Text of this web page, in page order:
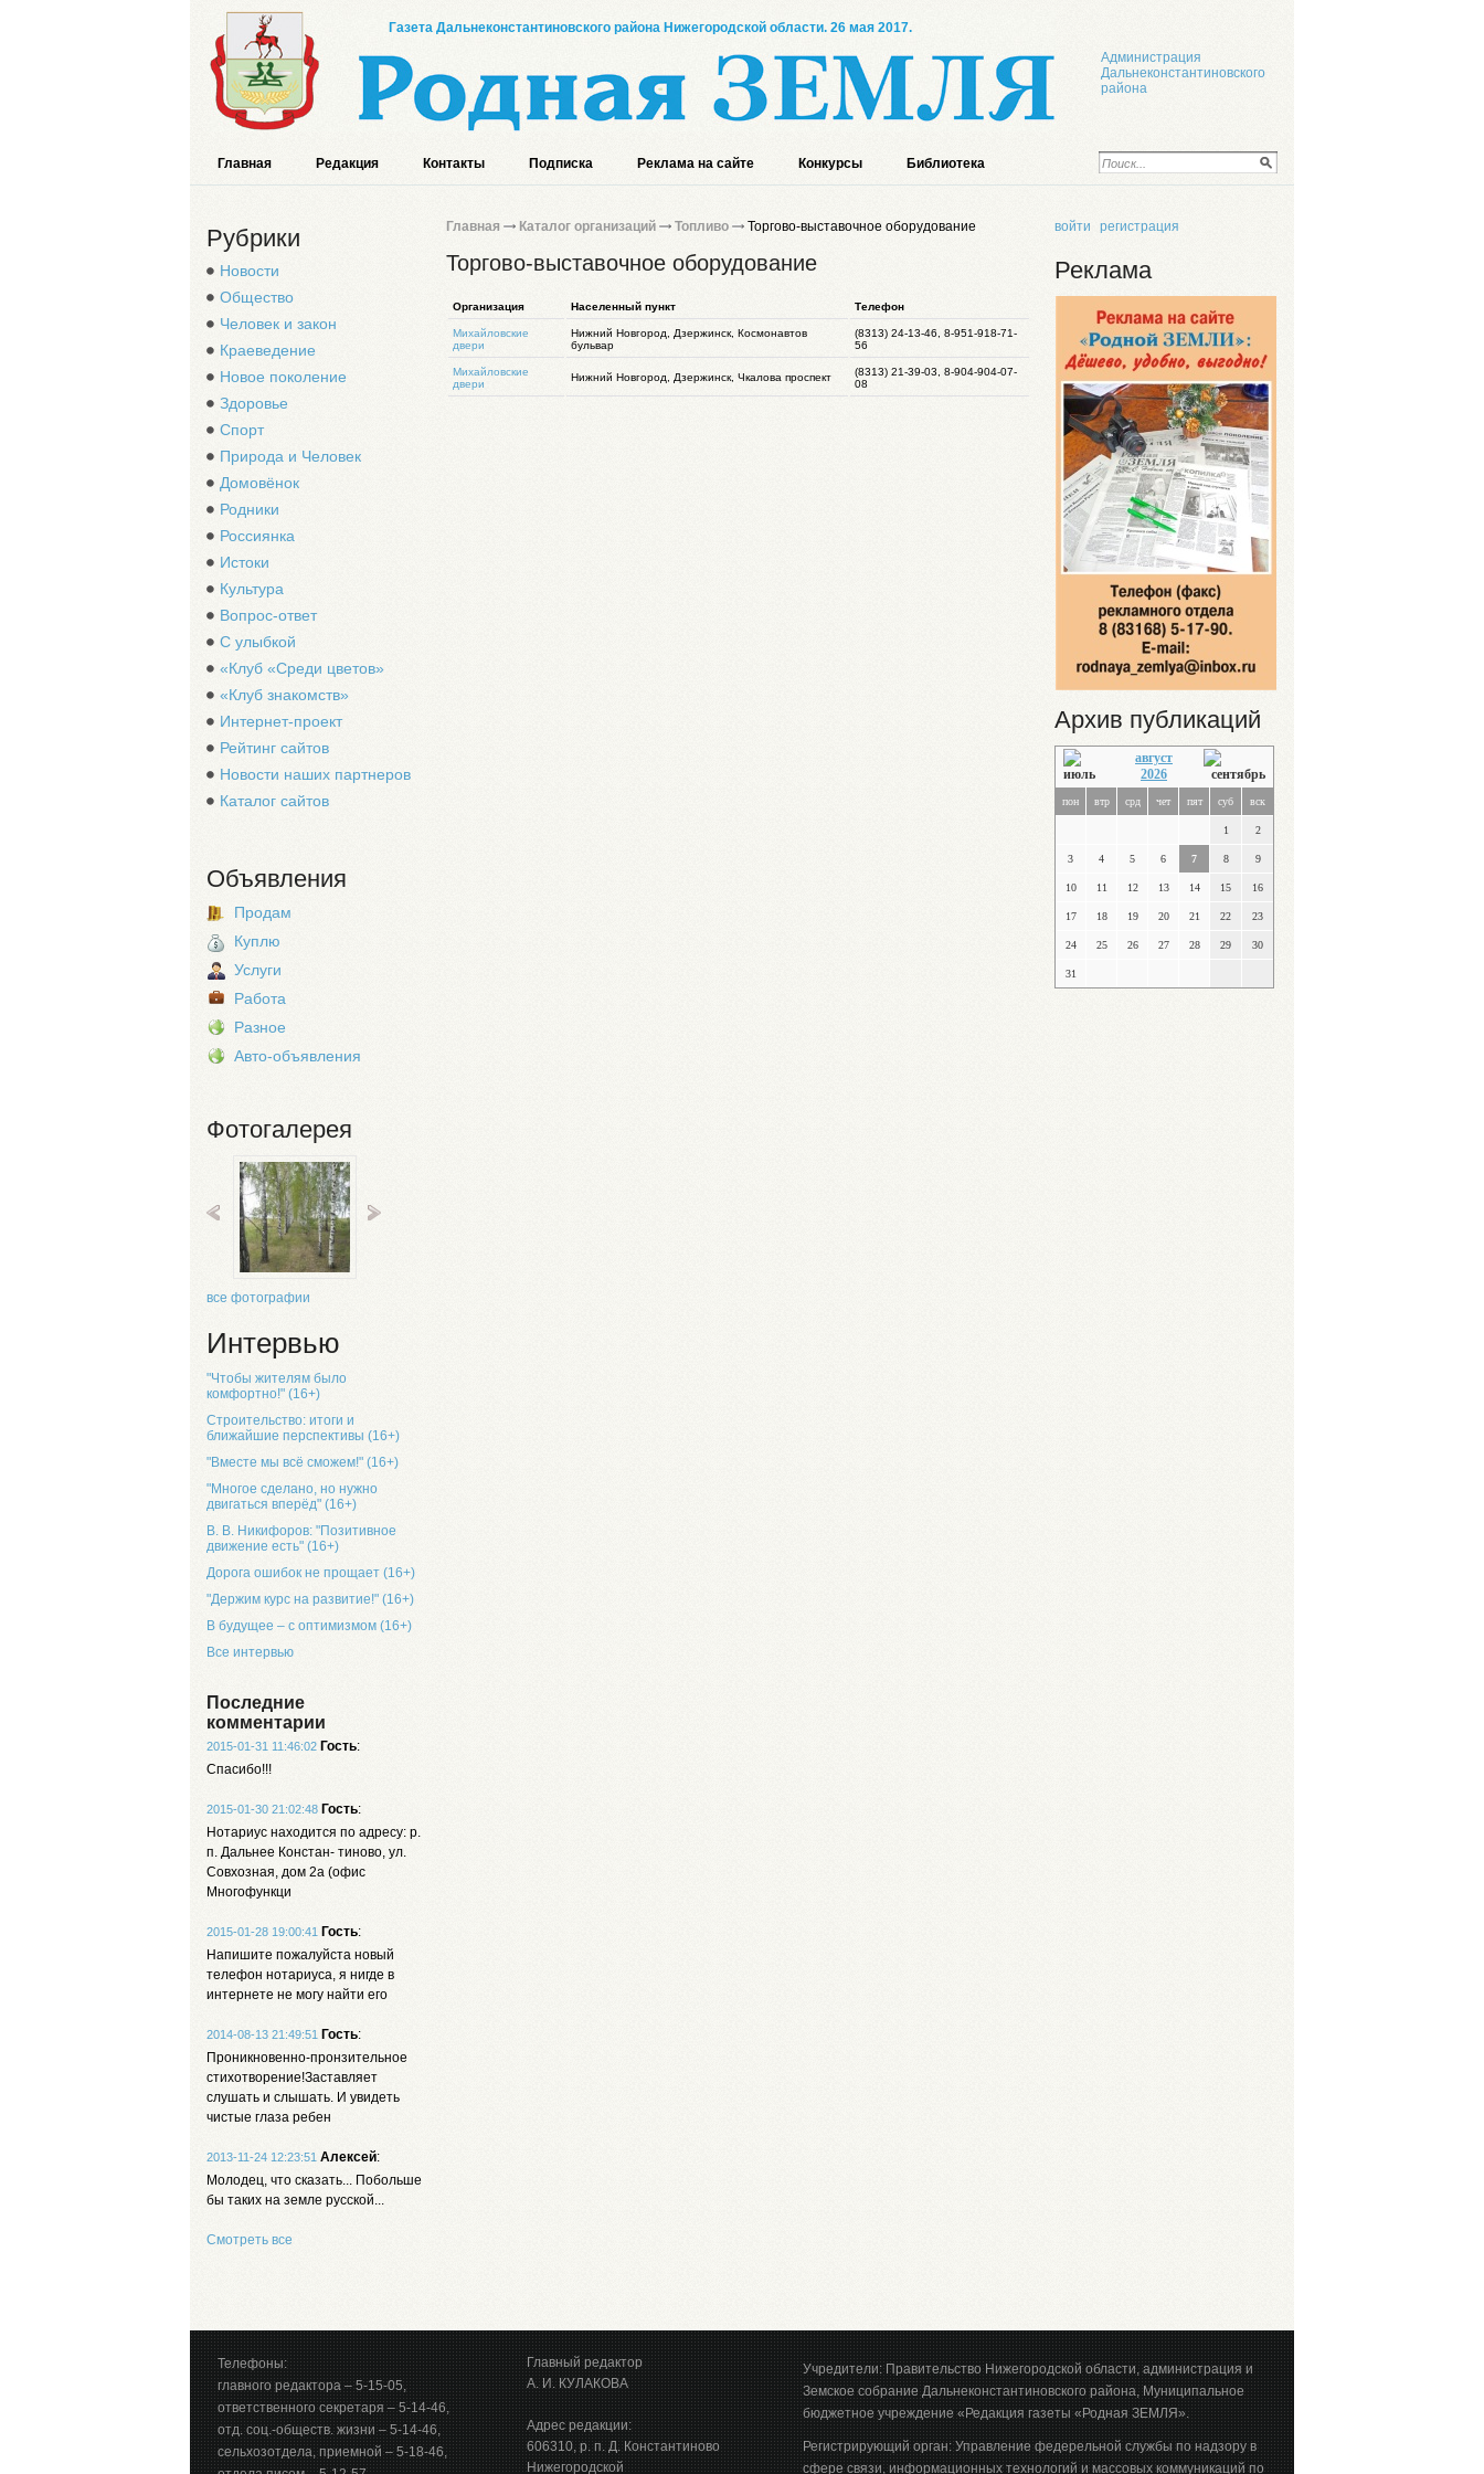
Газета Дальнеконстантиновского района Нижегородской области. 26 мая 2017.
Администрация
Дальнеконстантиновского
района
Главная Редакция Контакты Подписка Реклама на сайте Конкурсы Библиотека
Рубрики
Новости
Общество
Человек и закон
Краеведение
Новое поколение
Здоровье
Спорт
Природа и Человек
Домовёнок
Родники
Россиянка
Истоки
Культура
Вопрос-ответ
С улыбкой
«Клуб «Среди цветов»
«Клуб знакомств»
Интернет-проект
Рейтинг сайтов
Новости наших партнеров
Каталог сайтов
Объявления
Продам
Куплю
Услуги
Работа
Разное
Авто-объявления
Фотогалерея
все фотографии
Интервью
"Чтобы жителям было
комфортно!" (16+)
Строительство: итоги и
ближайшие перспективы (16+)
"Вместе мы всё сможем!" (16+)
"Многое сделано, но нужно
двигаться вперёд" (16+)
В. В. Никифоров: "Позитивное
движение есть" (16+)
Дорога ошибок не прощает (16+)
"Держим курс на развитие!" (16+)
В будущее – с оптимизмом (16+)
Все интервью
Последние
комментарии
2015-01-31 11:46:02 Гость:
Спасибо!!!
2015-01-30 21:02:48 Гость:
Нотариус находится по адресу: р.
п. Дальнее Констан- тиново, ул.
Совхозная, дом 2а (офис
Многофункци
2015-01-28 19:00:41 Гость:
Напишите пожалуйста новый
телефон нотариуса, я нигде в
интернете не могу найти его
2014-08-13 21:49:51 Гость:
Проникновенно-пронзительное
стихотворение!Заставляет
слушать и слышать. И увидеть
чистые глаза ребен
2013-11-24 12:23:51 Алексей:
Молодец, что сказать... Побольше
бы таких на земле русской...
Смотреть все
Главная Каталог организаций Топливо Торгово-выставочное оборудование
Торгово-выставочное оборудование
Организация Населенный пункт Телефон
Михайловские
двери
Нижний Новгород, Дзержинск, Космонавтов
бульвар
(8313) 24-13-46, 8-951-918-71-
56
Михайловские
двери
Нижний Новгород, Дзержинск, Чкалова проспект
(8313) 21-39-03, 8-904-904-07-
08
войти регистрация
Реклама
Архив публикаций
август
2026
пон втр срд чет пят суб вск
1 2
3 4 5 6 7 8 9
10 11 12 13 14 15 16
17 18 19 20 21 22 23
24 25 26 27 28 29 30
31
Телефоны:
главного редактора – 5-15-05,
ответственного секретаря – 5-14-46,
отд. соц.-обществ. жизни – 5-14-46,
сельхозотдела, приемной – 5-18-46,
Главный редактор
А. И. КУЛАКОВА
Адрес редакции:
606310, р. п. Д. Константиново
Нижегородской
Учредители: Правительство Нижегородской области, администрация и
Земское собрание Дальнеконстантиновского района, Муниципальное
бюджетное учреждение «Редакция газеты «Родная ЗЕМЛЯ».
Регистрирующий орган: Управление федерельной службы по надзору в
сфере связи, информационных технологий и массовых коммуникаций по